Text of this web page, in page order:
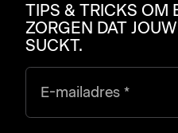
TIPS & TRICKS OM
ZORGEN DAT
SUCKT.
E-mailadres *